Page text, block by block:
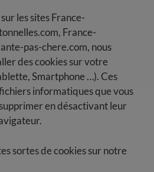
les sites France-
France-
pas-chere.com, nous
des cookies sur votre
Smartphone …). Ces
informatiques que vous
en désactivant leur
sortes de cookies sur notre